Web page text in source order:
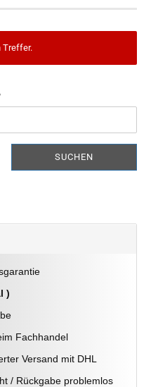
Treffer.
SUCHEN
)
Fachhandel
Versand mit DHL
/ Rückgabe problemlos